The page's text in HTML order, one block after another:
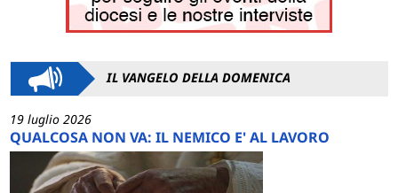
IL VANGELO DELLA DOMENICA
19 luglio 2026
QUALCOSA NON VA: IL NEMICO E' AL LAVORO